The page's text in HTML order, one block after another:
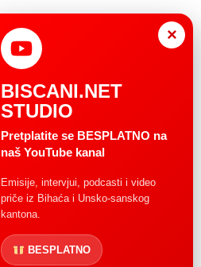
×
BISCANI.NET
STUDIO
Pretplatite se BESPLATNO na
naš YouTube kanal
Emisije, intervjui, podcasti i video
priče iz Bihaća i Unsko-sanskog
kantona.
BESPLATNO